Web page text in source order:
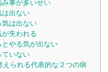
事が多いせい
は出ない
気は出ない
失われる
やる気が出ない
ていない
られる代表的な２つの病